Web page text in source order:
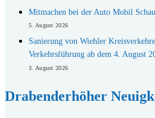
Mitmachen bei der Auto Mobil Schau
5. August 2026
Sanierung von Wiehler
Verkehrsführung ab dem 4. August
3. August 2026
Drabenderhöher